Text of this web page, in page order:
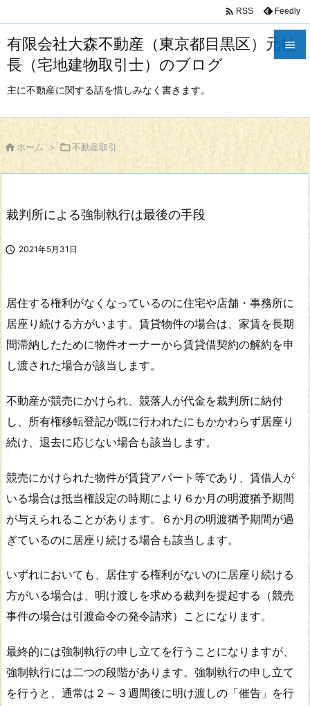
有限会社大森不動産（東京都目黒区）元社
長（宅地建物取引士）のブログ
主に不動産に関する話を惜しみなく書きます。

サイド

前へ
 RSS Feedly
 ホーム > 不動産取引
裁判所による強制執行は最後の手段
 2021年5月31日
居住する権利がなくなっているのに住宅や店舗・事務所に
居座り続ける方がいます。賃貸物件の場合は、家賃を長期
間滞納したために物件オーナーから賃貸借契約の解約を申
し渡された場合が該当します。
不動産が競売にかけられ、競落人が代金を裁判所に納付
し、所有権移転登記が既に行われたにもかかわらず居座り
続け、退去に応じない場合も該当します。
競売にかけられた物件が賃貸アパート等であり、賃借人が
いる場合は抵当権設定の時期により６か月の明渡猶予期間
が与えられることがあります。６か月の明渡猶予期間が過
ぎているのに居座り続ける場合も該当します。
いずれにおいても、居住する権利がないのに居座り続ける
方がいる場合は、明け渡しを求める裁判を提起する（競売
事件の場合は引渡命令の発令請求）ことになります。
最終的には強制執行の申し立てを行うことになりますが、
強制執行には二つの段階があります。強制執行の申し立て
を行うと、通常は２～３週間後に明け渡しの「催告」を行